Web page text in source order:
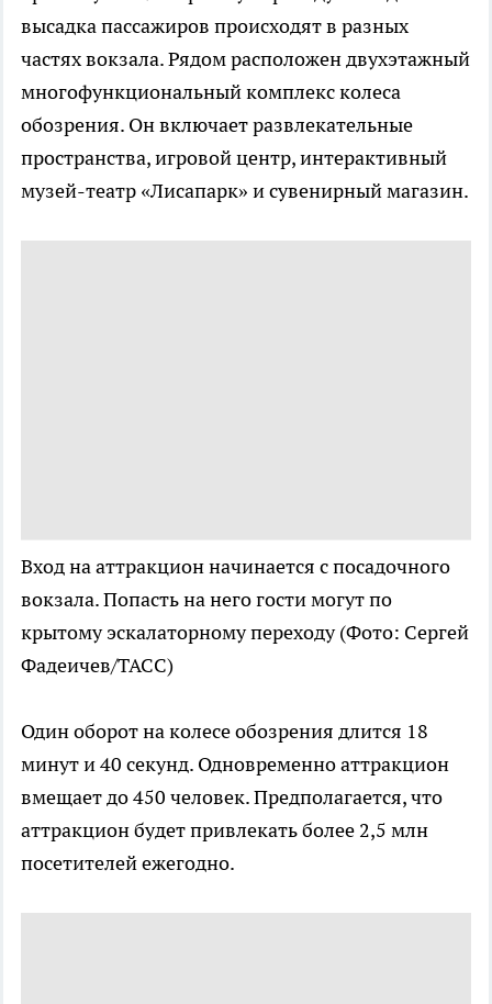
высадка пассажиров происходят в разных
частях вокзала. Рядом расположен двухэтажный
многофункциональный комплекс колеса
обозрения. Он включает развлекательные
пространства, игровой центр, интерактивный
музей-театр «Лисапарк» и сувенирный магазин.
Вход на аттракцион начинается с посадочного
вокзала. Попасть на него гости могут по
крытому эскалаторному переходу(Фото: Сергей
Фадеичев/ТАСС)
Один оборот на колесе обозрения длится 18
минут и 40 секунд. Одновременно аттракцион
вмещает до 450 человек. Предполагается, что
аттракцион будет привлекать более 2,5 млн
посетителей ежегодно.